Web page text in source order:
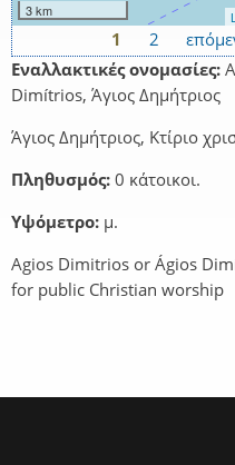
3 km
Σελίδες
1 2
Εναλλακτικές ονομασίες:
Dimítrios, Άγιος Δημήτριος
Άγιος Δημήτριος, Κτίριο
Πληθυσμός: 0 κάτοικοι.
Υψόμετρο: μ.
Agios Dimitrios or Ágios
for public Christian worship